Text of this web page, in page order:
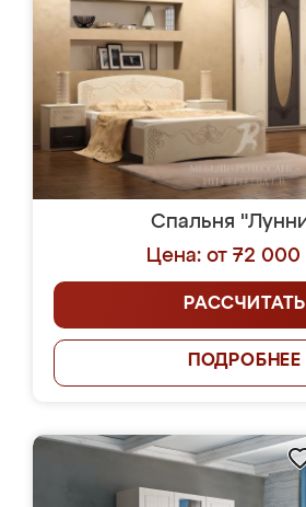
Спальня
Цена: от 72 000
РАССЧИТАТЬ
ПОДРОБНЕЕ